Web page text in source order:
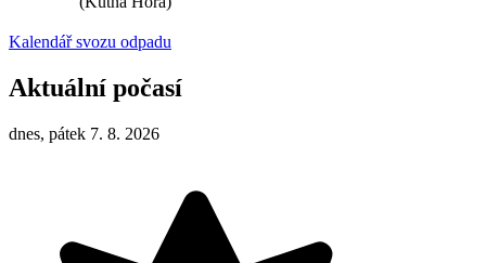
Kalendář svozu odpadu
Aktuální počasí
dnes, pátek 7. 8. 2026